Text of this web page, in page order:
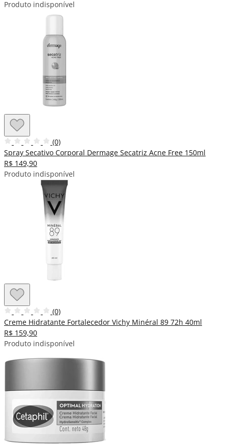
Produto indisponível
(0)
Spray Secativo Corporal Dermage Secatriz Acne Free 150ml
R$ 149,90
Produto indisponível
(0)
Creme Hidratante Fortalecedor Vichy Minéral 89 72h 40ml
R$ 159,90
Produto indisponível